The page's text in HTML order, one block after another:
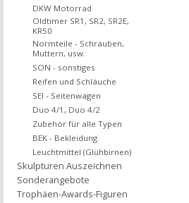
DKW Motorrad
Oldtimer SR1, SR2, SR2E,
KR50
Normteile - Schrauben,
Muttern, usw.
SON - sonstiges
Reifen und Schläuche
SEI - Seitenwagen
Duo 4/1, Duo 4/2
Zubehör für alle Typen
BEK - Bekleidung
Leuchtmittel (Glühbirnen)
Skulpturen Auszeichnen
Sonderangebote
Trophäen-Awards-Figuren